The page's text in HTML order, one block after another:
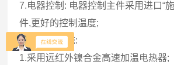
7.电器控制: 电器控制主件采用进口“
件,更好的控制温度;
四、加热系统:
1.采用远红外镍合金高速加温电热器;